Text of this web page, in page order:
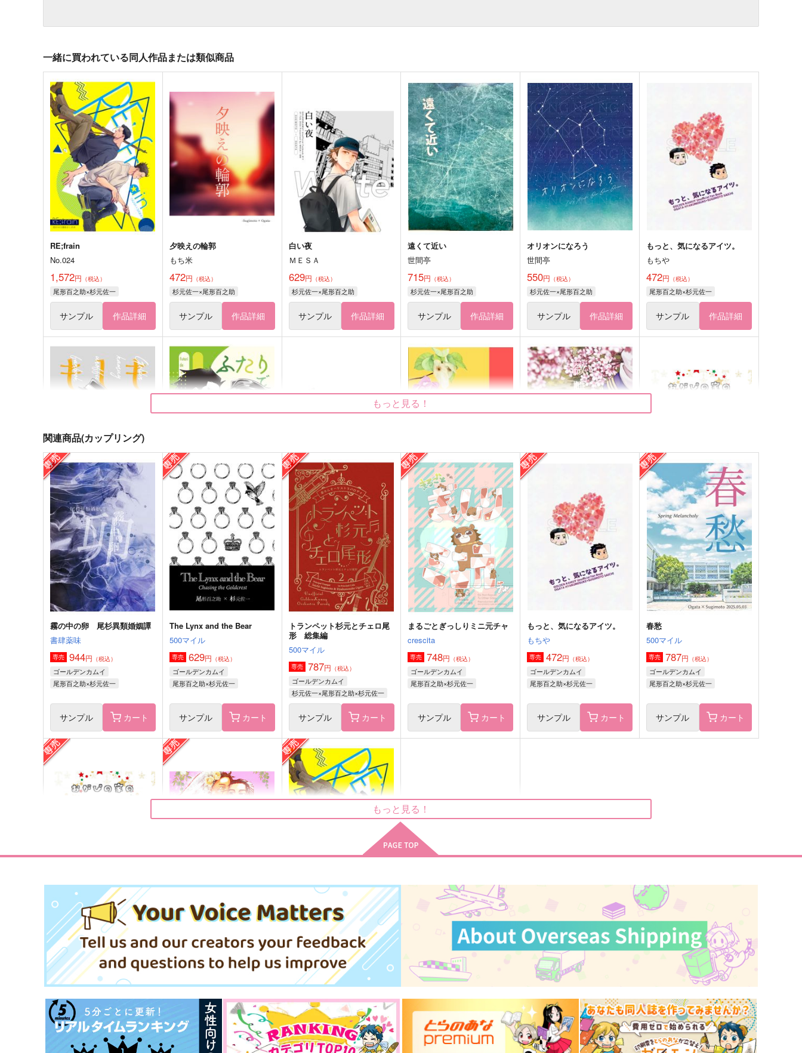
一緒に買われている同人作品または類似商品
RE;frain
No.024
1,572円 （税込）
尾形百之助×杉元佐一
サンプル 作品詳細
夕映えの輪郭
もち米
472円 （税込）
杉元佐一×尾形百之助
サンプル 作品詳細
白い夜
ＭＥＳＡ
629円 （税込）
杉元佐一×尾形百之助
サンプル 作品詳細
遠くて近い
世間亭
715円 （税込）
杉元佐一×尾形百之助
サンプル 作品詳細
オリオンになろう
世間亭
550円 （税込）
杉元佐一×尾形百之助
サンプル 作品詳細
もっと、気になるアイツ。
もちや
472円 （税込）
尾形百之助×杉元佐一
サンプル 作品詳細
もしも
バッブスニップ
975円（税込）
杉元佐一×尾形百之助
サンプル 作品詳細
ふたりで
バッブスニップ
787円（税込）
杉元佐一×尾形百之助
サンプル 作品詳細
fragment フラグメント
おみそしる
1,572円 （税込）
杉元佐一×尾形百之助
サンプル 作品詳細
クォーター
猫の書棚
472 円（税込）
杉元佐一×尾形百之助
サンプル 作品詳細
柑橘類
円（税込）
杉元佐一×尾形百之助
サンプル
【再販】おがぴの家のフォ杉
ちゃん
すきがおおい
787円（税込）
尾形百之助×杉元佐一
サンプル 作品詳細
なつのともだち
サンプル 作品詳細
おひげかわいいね。
ぽんぢる
582円（税込）
サンプル 作品詳細
まるごとぎっしりミニ元チャ
crescita
748円（税込）
サンプル 作品詳細
Cis-ツィス-
944円（税込）
杉元佐一×尾形百之助
サンプル 作品詳細
サラマンダー倶楽部
944円（税込）
サンプル 作品詳細
Clo*Reco
715
サンプル 作品詳細
ふわふわあまい いずれ同じ鍵
もっと見る！
関連商品(カップリング)
霧の中の卵 尾杉異類婚姻譚
書肆薬味
専売 944円 （税込）
ゴールデンカムイ
尾形百之助×杉元佐一
サンプル カート
The Lynx and the Bear
500マイル
専売 629円 （税込）
ゴールデンカムイ
尾形百之助×杉元佐一
サンプル カート
トランペット杉元とチェロ尾
形 総集編
500マイル
専売 787円 （税込）
ゴールデンカムイ
杉元佐一×尾形百之助×杉元佐一
サンプル カート
まるごとぎっしりミニ元チャ
crescita
専売 748円 （税込）
ゴールデンカムイ
尾形百之助×杉元佐一
サンプル カート
もっと、気になるアイツ。
もちや
専売 472円 （税込）
ゴールデンカムイ
尾形百之助×杉元佐一
サンプル カート
春愁
500マイル
専売 787円 （税込）
ゴールデンカムイ
尾形百之助×杉元佐一
サンプル カート
【再販】おがぴの家のフォ杉
ちゃん
すきがおおい
専売 787 （税込）
ゴールデンカムイ
尾形百之助×杉元佐一
サンプル カート
【再販】現パロSTK(そのう
ち)結婚する尾杉の本
787
ゴールデンカムイ
サンプル カート
RE;frain
No.024
専売 1,572円（税込）
ゴールデンカムイ
尾形百之助×杉元佐一
サンプル カート
もっと見る！